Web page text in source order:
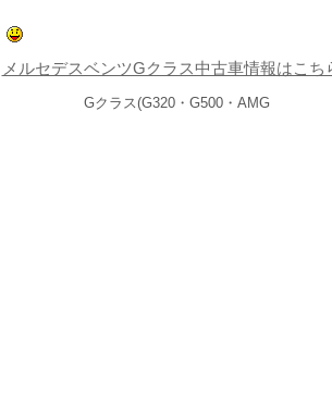
メルセデスベンツGクラス中古車情報はこち
Gクラス(G320・G500・AMG